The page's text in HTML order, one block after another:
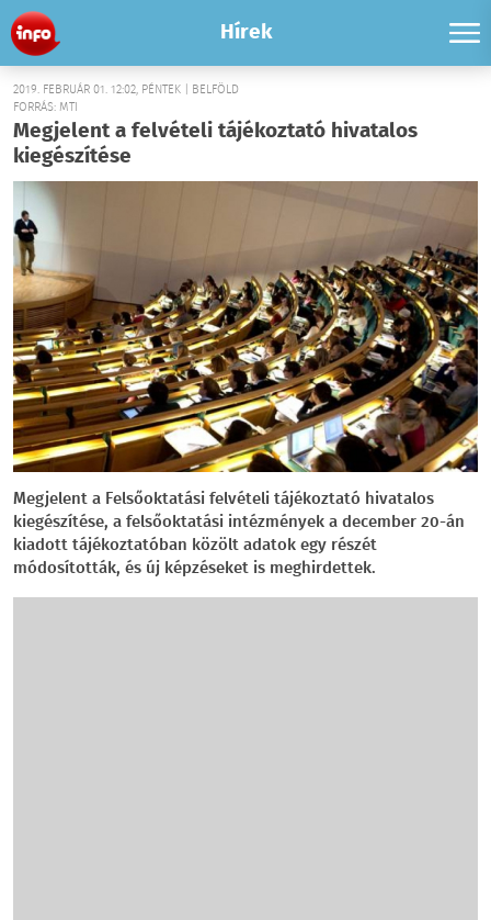
Hírek
2019. FEBRUÁR 01. 12:02, PÉNTEK | BELFÖLD
FORRÁS: MTI
Megjelent a felvételi tájékoztató hivatalos
kiegészítése
Megjelent a Felsőoktatási felvételi tájékoztató hivatalos
kiegészítése, a felsőoktatási intézmények a december 20-án
kiadott tájékoztatóban közölt adatok egy részét
módosították, és új képzéseket is meghirdettek.